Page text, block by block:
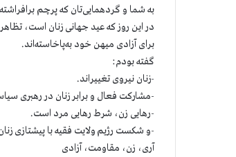
به شما و گردهمایی‌تان که پرچم
برای آزادی میهن خود به‌پاخاسته‌اند.
گفته بودم:
-زنان نیروی تغییراند.
-مشارکت فعال و برابر زنان در رهبری
-رهایی زن، شرط رهایی مرد است.
-و شکست رژیم ولایت فقیه با پیشتازی
آری، زن، مقاومت، آزادی